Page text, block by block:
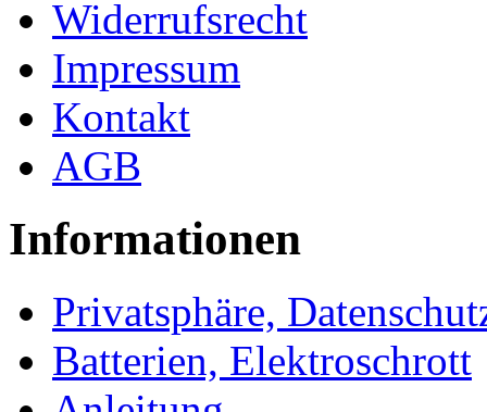
Widerrufsrecht
Impressum
Kontakt
AGB
Informationen
Privatsphäre,
Batterien, Elektroschrott